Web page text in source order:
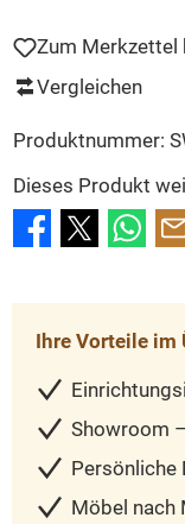
Zum Merkzettel
Vergleichen
Produktnummer:
Dieses Produkt
Ihre Vorteile im
Showroom
Persönliche
Möbel nach